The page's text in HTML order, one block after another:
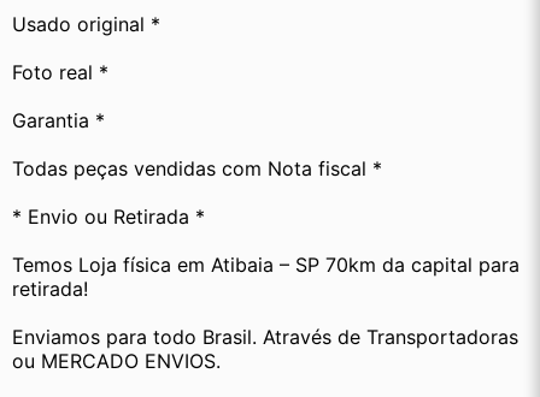
Usado original *
Foto real *
Garantia *
Todas peças vendidas com Nota fiscal *
* Envio ou Retirada *
Temos Loja física em Atibaia – SP 70km da capital para
retirada!
Enviamos para todo Brasil. Através de Transportadoras
ou MERCADO ENVIOS.